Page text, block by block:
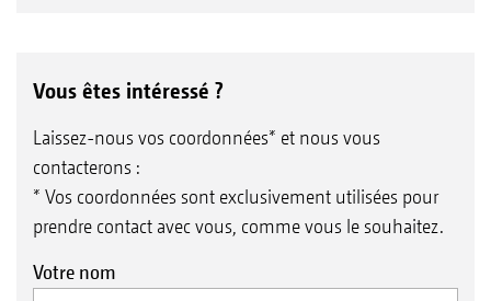
Vous êtes intéressé ?
Laissez-nous vos coordonnées* et nous vous
contacterons :
* Vos coordonnées sont exclusivement utilisées pour
prendre contact avec vous, comme vous le souhaitez.
Votre nom